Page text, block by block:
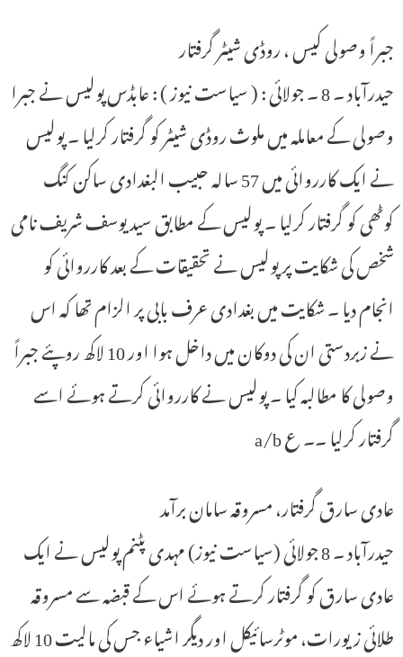
جبراً وصولی کیس ، روڈی شیٹر گرفتار
حیدرآباد ۔ 8 ۔ جولائی : ( سیاست نیوز ) : عابڈس پولیس نے جبرا
وصولی کے معاملہ میں ملوث روڈی شیٹر کو گرفتار کرلیا ۔ پولیس
نے ایک کارروائی میں 57 سالہ حبیب البغدادی ساکن کنگ
کوٹھی کو گرفتار کرلیا ۔ پولیس کے مطابق سید یوسف شریف نامی
شخص کی شکایت پر پولیس نے تحقیقات کے بعد کارروائی کو
انجام دیا ۔ شکایت میں بغدادی عرف بابی پر الزام تھا کہ اس
نے زبردستی ان کی دوکان میں داخل ہوا اور 10 لاکھ روپئے جبراً
وصولی کا مطالبہ کیا ۔ پولیس نے کارروائی کرتے ہوئے اسے
گرفتار کرلیا ۔۔ ع a/b
عادی سارق گرفتار، مسروقہ سامان برآمد
حیدرآباد ۔ 8 جولائی (سیاست نیوز) مہدی پٹنم پولیس نے ایک
عادی سارق کو گرفتار کرتے ہوئے اس کے قبضہ سے مسروقہ
طلائی زیورات، موٹرسائیکل اور دیگر اشیاء جس کی مالیت 10 لاکھ